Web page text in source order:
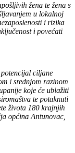
žena te žena s
u lokalnoj
i rizika
i povećati
ciljane
i srednjom razinom
koje će ublažiti
te potaknuti
života 180 krajnjih
općina Antunovac,